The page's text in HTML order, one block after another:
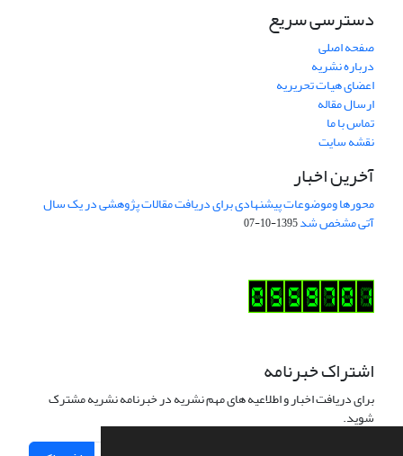
دسترسی سریع
صفحه اصلی
درباره نشریه
اعضای هیات تحریریه
ارسال مقاله
تماس با ما
نقشه سایت
آخرین اخبار
محورها وموضوعات پیشنهادی برای دریافت مقالات پژوهشی در یک سال
آتی مشخص شد1395-10-07
اشتراک خبرنامه
برای دریافت اخبار و اطلاعیه های مهم نشریه در خبرنامه نشریه مشترک
شوید.